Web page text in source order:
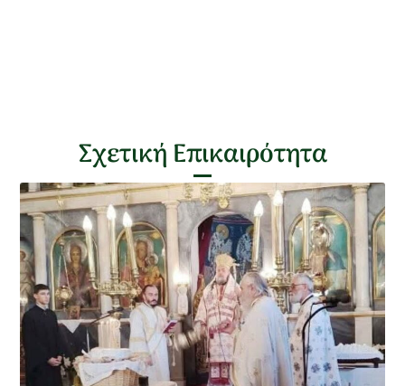
Σχετική Επικαιρότητα